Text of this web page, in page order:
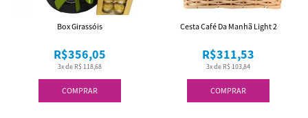
COMPRAR
3x de R$ 118,68
R$356,05
Box Girassóis
COMPRAR
3x de R$ 103,84
R$311,53
Cesta Café Da Manhã Light 2